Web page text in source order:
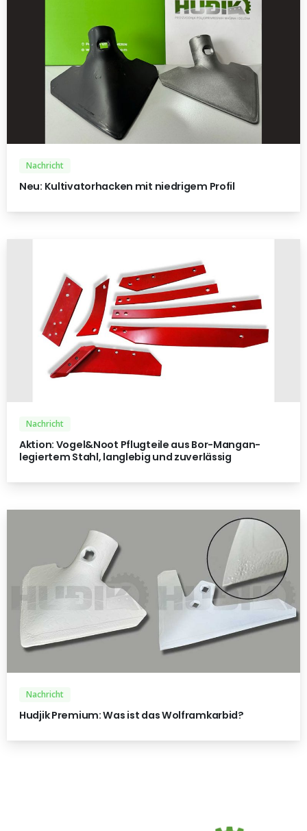
Nachricht
Neu: Kultivatorhacken mit niedrigem Profil
Nachricht
Aktion: Vogel&Noot Pflugteile aus Bor-Mangan-
legiertem Stahl, langlebig und zuverlässig
Nachricht
Hudjik Premium: Was ist das Wolframkarbid?